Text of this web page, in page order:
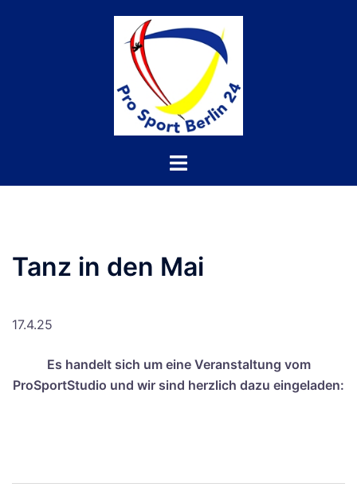
Tanz in den Mai
17.4.25
Es handelt sich um eine Veranstaltung vom
ProSportStudio und wir sind herzlich dazu eingeladen: